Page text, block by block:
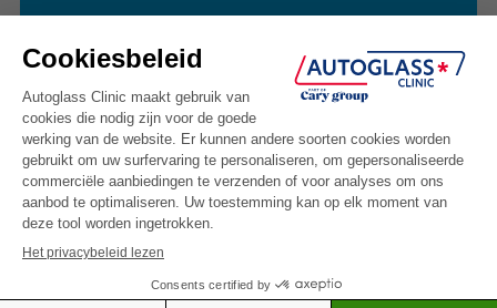
Andere reden